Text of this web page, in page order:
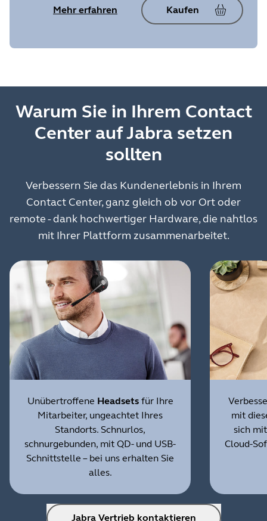
Mehr erfahren Kaufen
Warum Sie in Ihrem Contact
Center auf Jabra setzen
sollten
Verbessern Sie das Kundenerlebnis in Ihrem
Contact Center, ganz gleich ob vor Ort oder
remote - dank hochwertiger Hardware, die nahtlos
mit Ihrer Plattform zusammenarbeitet.
Unübertroffene Headsetsfür Ihre
Mitarbeiter, ungeachtet Ihres
Standorts. Schnurlos,
schnurgebunden, mit QD- und USB-
Schnittstelle – bei uns erhalten Sie
alles.
mit
sich
Cloud-
Jabra Vertrieb kontaktieren